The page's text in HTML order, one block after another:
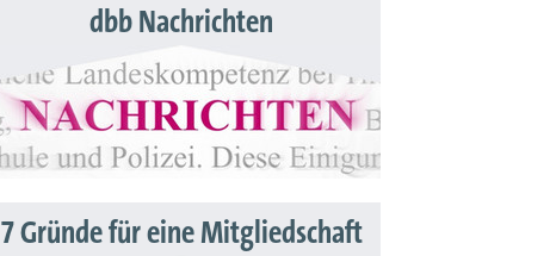
dbb Nachrichten
7 Gründe für eine Mitgliedschaft